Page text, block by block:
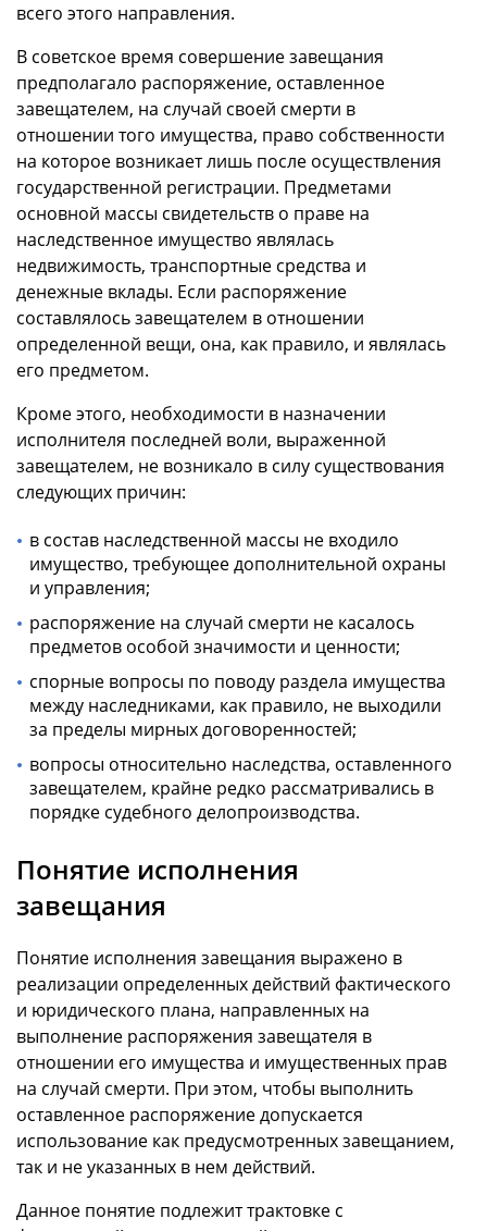
всего этого направления.
В советское время совершение завещания
предполагало распоряжение, оставленное
завещателем, на случай своей смерти в
отношении того имущества, право собственности
на которое возникает лишь после осуществления
государственной регистрации. Предметами
основной массы свидетельств о праве на
наследственное имущество являлась
недвижимость, транспортные средства и
денежные вклады. Если распоряжение
составлялось завещателем в отношении
определенной вещи, она, как правило, и являлась
его предметом.
Кроме этого, необходимости в назначении
исполнителя последней воли, выраженной
завещателем, не возникало в силу существования
следующих причин:
в состав наследственной массы не входило
имущество, требующее дополнительной охраны
и управления;
распоряжение на случай смерти не касалось
предметов особой значимости и ценности;
спорные вопросы по поводу раздела имущества
между наследниками, как правило, не выходили
за пределы мирных договоренностей;
вопросы относительно наследства, оставленного
завещателем, крайне редко рассматривались в
порядке судебного делопроизводства.
Понятие исполнения
завещания
Понятие исполнения завещания выражено в
реализации определенных действий фактического
и юридического плана, направленных на
выполнение распоряжения завещателя в
отношении его имущества и имущественных прав
на случай смерти. При этом, чтобы выполнить
оставленное распоряжение допускается
использование как предусмотренных завещанием,
так и не указанных в нем действий.
Данное понятие подлежит трактовке с